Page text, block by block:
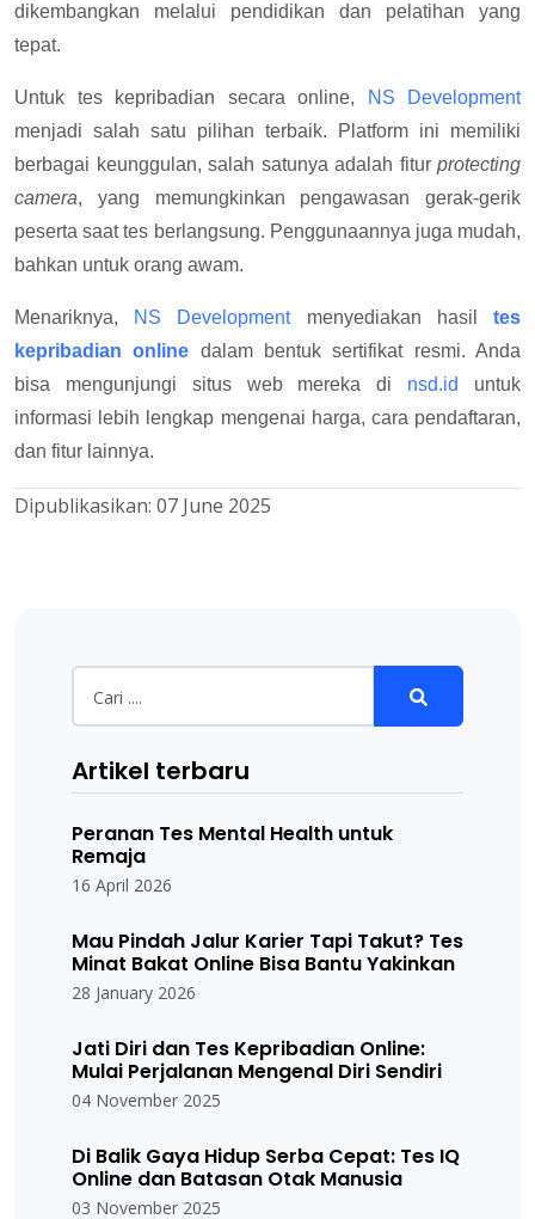
dikembangkan melalui pendidikan dan pelatihan yang
tepat.
Untuk tes kepribadian secara online,
NS Development
menjadi salah satu pilihan terbaik. Platform ini memiliki
berbagai keunggulan, salah satunya adalah fitur protecting
camera, yang memungkinkan pengawasan gerak-gerik
peserta saat tes berlangsung. Penggunaannya juga mudah,
bahkan untuk orang awam.
Menariknya, NS Developmentmenyediakan hasiltes
kepribadian online dalam bentuk sertifikat resmi.Anda
bisa mengunjungi situs web mereka di
nsd.id
untuk
informasi lebih lengkap mengenai harga, cara pendaftaran,
dan fitur lainnya.
Dipublikasikan: 07 June 2025
Artikel terbaru
Peranan Tes Mental Health untuk
Remaja
16 April 2026
Mau Pindah Jalur Karier Tapi Takut? Tes
Minat Bakat Online Bisa Bantu Yakinkan
28 January 2026
Jati Diri dan Tes Kepribadian Online:
Mulai Perjalanan Mengenal Diri Sendiri
04 November 2025
Di Balik Gaya Hidup Serba Cepat: Tes IQ
Online dan Batasan Otak Manusia
03 November 2025